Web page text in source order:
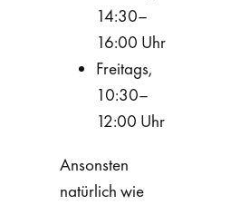
14:30–
16:00 Uhr
Freitags,
10:30–
12:00 Uhr
Ansonsten
natürlich wie